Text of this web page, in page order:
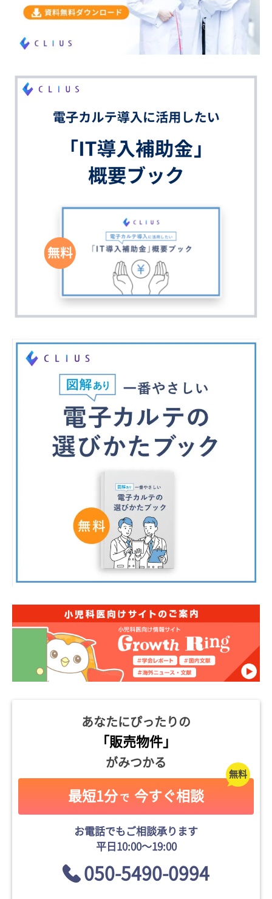
あなたにぴったりの
「販売物件」
がみつかる
最短1分 で 今すぐ相談
お電話でもご相談承ります
平日10:00〜19:00
050-5490-0994